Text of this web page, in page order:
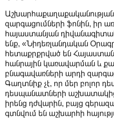
զարգացումների ֆոնին, իր
հայաստանյան
ենք, «Նիդեռլանդական
հետաքրքրված են
հանրային կառավարման և
բնագավառների արդի
Գաղտնիք չէ, որ մեր բոլոր
դեսպանատների
իրենց դժվարին, բայց
գտնվում են աշխարհի